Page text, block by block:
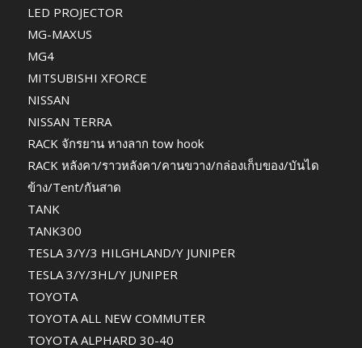
LED PROJECTOR
MG-MAXUS
MG4
MITSUBISHI XFORCE
NISSAN
NISSAN TERRA
RACK จักรยาน หางลาก tow hook
RACK หลังคา/ราวหลังคา/คานขวาง/กล่องเก็บของ/บันได
ข้าง/Tent/กันสาด
TANK
TANK300
TESLA 3/Y/3 HILGHLAND/Y JUNIPER
TESLA 3/Y/3HL/Y JUNIPER
TOYOTA
TOYOTA ALL NEW COMMUTER
TOYOTA ALPHARD 30-40